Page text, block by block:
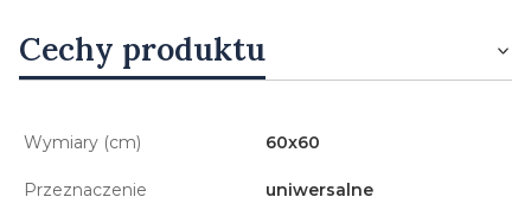
Cechy produktu
Wymiary (cm) 60x60
Przeznaczenie uniwersalne